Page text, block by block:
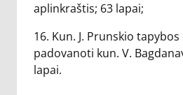
aplinkraštis; 63 lapai;
16. Kun. J. Prunskio
padovanoti kun. V.
lapai.